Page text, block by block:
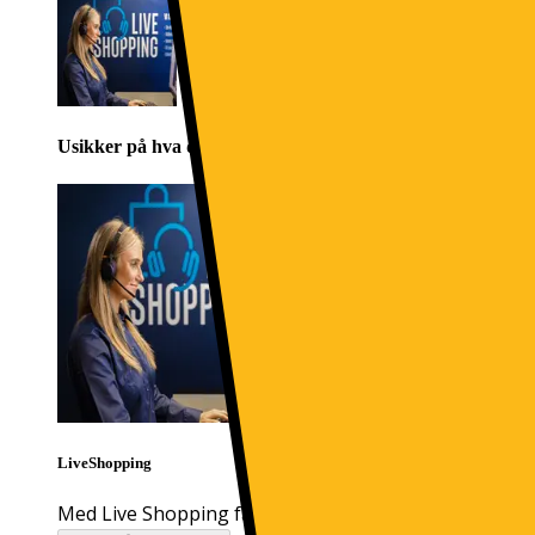
Usikker på hva du skal velge? Direkte hjelp fra butikk
LiveShopping
Med Live Shopping får du eksperthjelp til å finne